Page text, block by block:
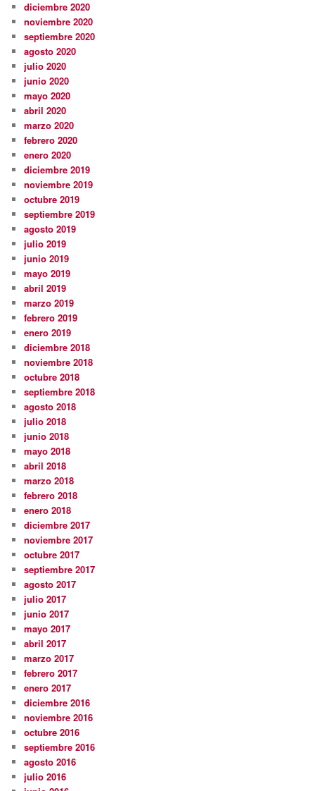
diciembre 2020
noviembre 2020
septiembre 2020
agosto 2020
julio 2020
junio 2020
mayo 2020
abril 2020
marzo 2020
febrero 2020
enero 2020
diciembre 2019
noviembre 2019
octubre 2019
septiembre 2019
agosto 2019
julio 2019
junio 2019
mayo 2019
abril 2019
marzo 2019
febrero 2019
enero 2019
diciembre 2018
noviembre 2018
octubre 2018
septiembre 2018
agosto 2018
julio 2018
junio 2018
mayo 2018
abril 2018
marzo 2018
febrero 2018
enero 2018
diciembre 2017
noviembre 2017
octubre 2017
septiembre 2017
agosto 2017
julio 2017
junio 2017
mayo 2017
abril 2017
marzo 2017
febrero 2017
enero 2017
diciembre 2016
noviembre 2016
octubre 2016
septiembre 2016
agosto 2016
julio 2016